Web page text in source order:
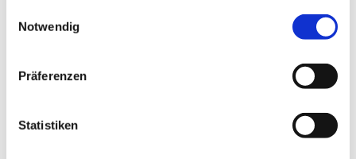
Notwendig
Präferenzen
Statistiken